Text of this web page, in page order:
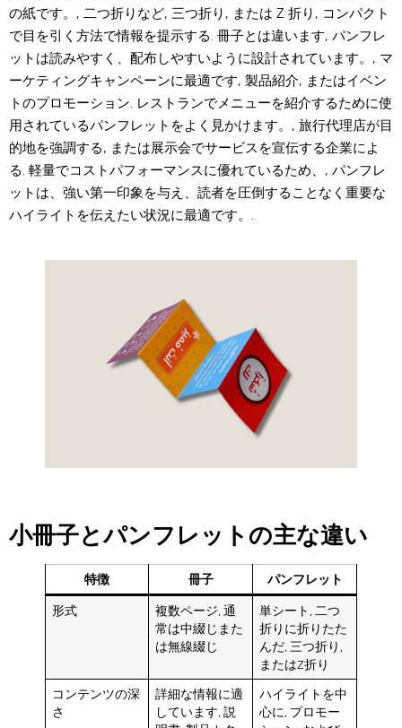
の紙です。, 二つ折りなど, 三つ折り, または Z 折り, コンパクト
で目を引く方法で情報を提示する. 冊子とは違います, パンフレ
ットは読みやすく、配布しやすいように設計されています。, マ
ーケティングキャンペーンに最適です, 製品紹介, またはイベン
トのプロモーション. レストランでメニューを紹介するために使
用されているパンフレットをよく見かけます。, 旅行代理店が目
的地を強調する, または展示会でサービスを宣伝する企業によ
る. 軽量でコストパフォーマンスに優れているため、, パンフレ
ットは、強い第一印象を与え、読者を圧倒することなく重要な
ハイライトを伝えたい状況に最適です。.
小冊子とパンフレットの主な違い
特徴 冊子 パンフレット
形式
複数ページ, 通
常は中綴じまた
は無線綴じ
単シート, 二つ
折りに折りたた
んだ, 三つ折り,
またはZ折り
コンテンツの深
さ
詳細な情報に適
しています, 説
ハイライトを中
心に, プロモー